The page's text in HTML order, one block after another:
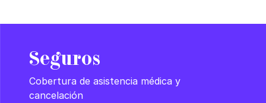
Seguros
Cobertura de asistencia médica y
cancelación